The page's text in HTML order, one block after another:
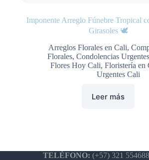
Imponente Arreglo Fúnebre Tropical
Girasoles 🕊️
Arreglos Florales en Cali,
Florales, Condolencias
Flores Hoy Cali, Floristería en
Urgentes Cali
Leer más
TELÉFONO: (+57) 321